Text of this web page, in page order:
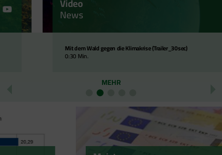
News
Mit dem Wald gegen die Klimakrise (Trailer_30sec)